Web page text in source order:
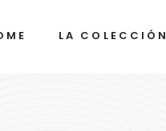
LA COLECCIÓN